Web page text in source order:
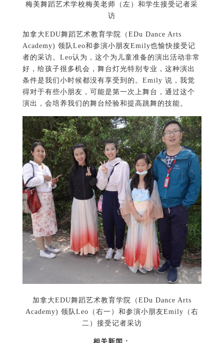
梅美舞蹈艺术学校梅美老师（左）和学生接受记者采
访
加拿大EDU舞蹈艺术教育学院（EDu Dance Arts
Academy) 领队Leo和参演小朋友Emily也愉快接受记
者的采访。Leo认为，这个为儿童准备的演出活动非常
好，给孩子很多机会，舞台灯光特别专业，这种演出
条件是我们小时候都没有享受到的。Emily 说，我觉
得对于有些小朋友，可能是第一次上舞台，通过这个
演出，会培养我们的舞台经验和提高跳舞的技能。
加拿大EDU舞蹈艺术教育学院（EDu Dance Arts
Academy) 领队Leo（右一）和参演小朋友Emily（右
二）接受记者采访